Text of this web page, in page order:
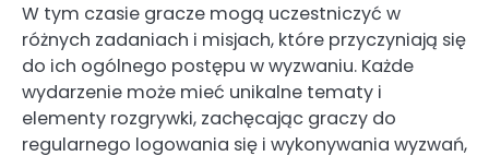
W tym czasie gracze mogą uczestniczyć w
różnych zadaniach i misjach, które przyczyniają się
do ich ogólnego postępu w wyzwaniu. Każde
wydarzenie może mieć unikalne tematy i
elementy rozgrywki, zachęcając graczy do
regularnego logowania się i wykonywania wyzwań,